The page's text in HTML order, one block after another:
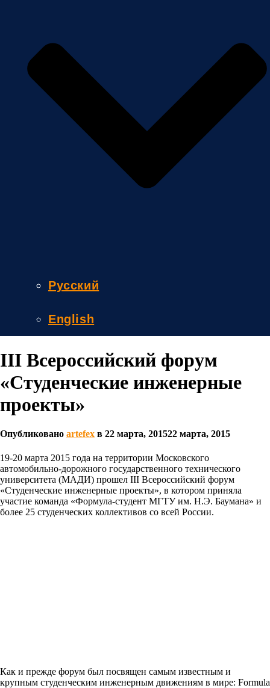
Русский
English
III Всероссийский форум
«Студенческие инженерные
проекты»
Опубликовано artefex в 22 марта, 201522 марта, 2015
19-20 марта 2015 года на территории Московского
автомобильно-дорожного государственного технического
университета (МАДИ) прошел III Всероссийский форум
«Студенческие инженерные проекты», в котором приняла
участие команда «Формула-студент МГТУ им. Н.Э. Баумана» и
более 25 студенческих коллективов со всей России.
Как и прежде форум был посвящен самым известным и
крупным студенческим инженерным движениям в мире: Formula